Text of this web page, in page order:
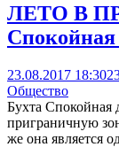
ЛЕТО В
Спокойная
23.08.2017 18:30
Общество
Бухта Спокойная
приграничную
же она является